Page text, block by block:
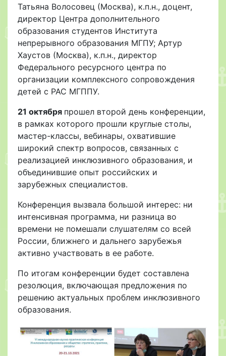
Татьяна Волосовец (Москва), к.п.н., доцент,
директор Центра дополнительного
образования студентов Института
непрерывного образования МГПУ; Артур
Хаустов (Москва), к.п.н., директор
Федерального ресурсного центра по
организации комплексного сопровождения
детей с РАС МГППУ.
21 октября прошел второй день конференции,
в рамках которого прошли круглые столы,
мастер-классы, вебинары, охватившие
широкий спектр вопросов, связанных с
реализацией инклюзивного образования, и
объединившие опыт российских и
зарубежных специалистов.
Конференция вызвала большой интерес: ни
интенсивная программа, ни разница во
времени не помешали слушателям со всей
России, ближнего и дальнего зарубежья
активно участвовать в ее работе.
По итогам конференции будет составлена
резолюция, включающая предложения по
решению актуальных проблем инклюзивного
образования.